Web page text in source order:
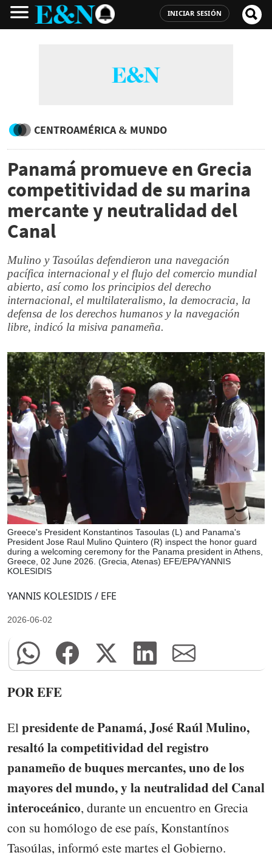
INICIAR SESIÓN
CENTROAMÉRICA & MUNDO
Panamá promueve en Grecia
competitividad de su marina
mercante y neutralidad del
Canal
Mulino y Tasoúlas defendieron una navegación
pacífica internacional y el flujo del comercio mundial
abierto, así como los principios del derecho
internacional, el multilateralismo, la democracia, la
defensa de los derechos humanos y la navegación
libre, indicó la misiva panameña.
Greece's President Konstantinos Tasoulas (L) and Panama's
President Jose Raul Mulino Quintero (R) inspect the honor guard
during a welcoming ceremony for the Panama president in Athens,
Greece, 02 June 2026. (Grecia, Atenas) EFE/EPA/YANNIS
KOLESIDIS
YANNIS KOLESIDIS / EFE
2026-06-02
POR EFE
Elpresidente de Panamá, José Raúl Mulino,
resaltó la competitividad del registro
panameño de buques mercantes, uno de los
mayores del mundo, y la neutralidad del Canal
interoceánico, durante un encuentro en Grecia
con su homólogo de ese país, Konstantínos
Tasoúlas, informó este martes el Gobierno.